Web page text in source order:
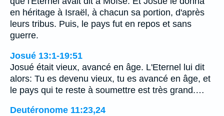
en héritage à Israël, à chacun sa portion, d'après
leurs tribus. Puis, le pays fut en repos et sans
guerre.
Josué 13:1-19:51
Josué était vieux, avancé en âge. L'Eternel lui dit
alors: Tu es devenu vieux, tu es avancé en âge, et
le pays qui te reste à soumettre est très grand.…
Deutéronome 11:23,24